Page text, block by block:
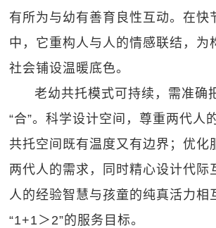
有所为与幼有善育良性互动。在快
中，它重构人与人的情感联结，为
社会铺设温暖底色。
老幼共托模式可持续，需准确
“合”。科学设计空间，尊重两代人
共托空间既有温度又有边界；优化
两代人的需求，同时精心设计代际
人的经验智慧与孩童的纯真活力相
“1+1＞2”的服务目标。